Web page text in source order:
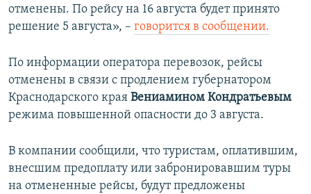
отменены. По рейсу на 16 августа будет принято
решение 5 августа», – говорится в сообщении.
По информации оператора перевозок, рейсы
отменены в связи с продлением губернатором
Краснодарского края Вениамином Кондратьевым
режима повышенной опасности до 3 августа.
В компании сообщили, что туристам, оплатившим,
внесшим предоплату или забронировавшим туры
на отмененные рейсы, будут предложены